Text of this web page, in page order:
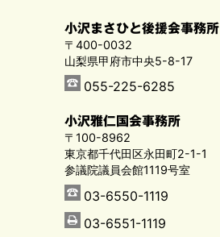
小沢まさひと後援会事務所
〒400-0032
山梨県甲府市中央5-8-17
055-225-6285
小沢雅仁国会事務所
〒100-8962
東京都千代田区永田町2-1-1
参議院議員会館1119号室
03-6550-1119
03-6551-1119